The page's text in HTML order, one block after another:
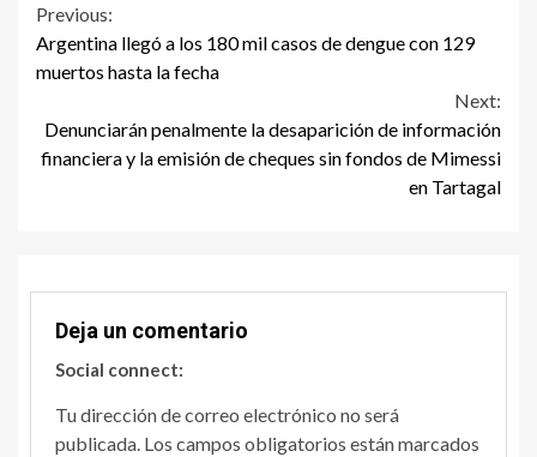
Continue
Reading
Previous:
Argentina llegó a los 180 mil casos de dengue con 129
muertos hasta la fecha
Next:
Denunciarán penalmente la desaparición de información
financiera y la emisión de cheques sin fondos de Mimessi
en Tartagal
Deja un comentario
Social connect:
Tu dirección de correo electrónico no será
publicada. Los campos obligatorios están marcados